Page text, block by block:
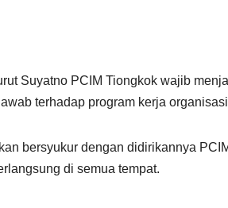
Suyatno PCIM Tiongkok wajib
terhadap program kerja
bersyukur dengan didirikannya
di semua tempat.